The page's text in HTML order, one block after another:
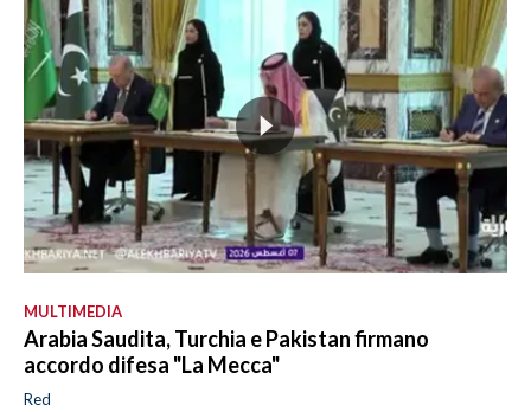
MULTIMEDIA
Arabia Saudita, Turchia e Pakistan firmano
accordo difesa "La Mecca"
Red